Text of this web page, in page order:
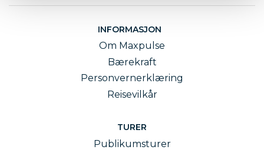
INFORMASJON
Om Maxpulse
Bærekraft
Personvernerklæring
Reisevilkår
TURER
Publikumsturer